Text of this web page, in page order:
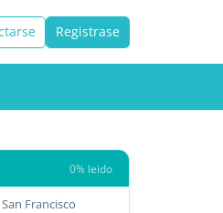
Registrase
0% leido
Francisco